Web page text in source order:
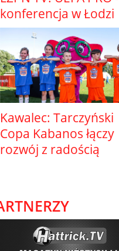
konferencja w Łodzi
Kawalec: Tarczyński
Copa Kabanos łączy
rozwój z radością